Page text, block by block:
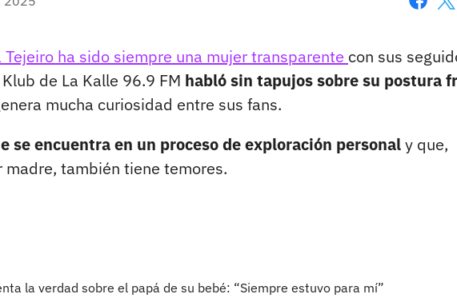
Tejeiro ha sido siempre una mujer transparente con sus
de La Kalle 96.9 FM habló sin tapujos sobre su postura
mucha curiosidad entre sus fans.
se encuentra en un proceso de exploración personaly que,
también tiene temores.
la verdad sobre el papá de su bebé: “Siempre estuvo para mí”